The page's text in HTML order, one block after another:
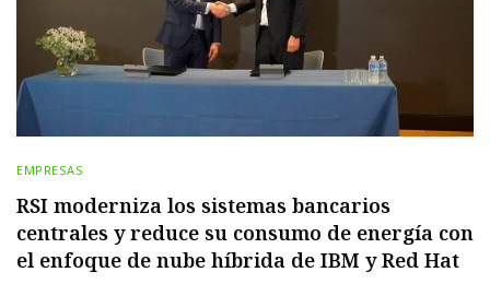
EMPRESAS
RSI moderniza los sistemas bancarios
centrales y reduce su consumo de energía con
el enfoque de nube híbrida de IBM y Red Hat